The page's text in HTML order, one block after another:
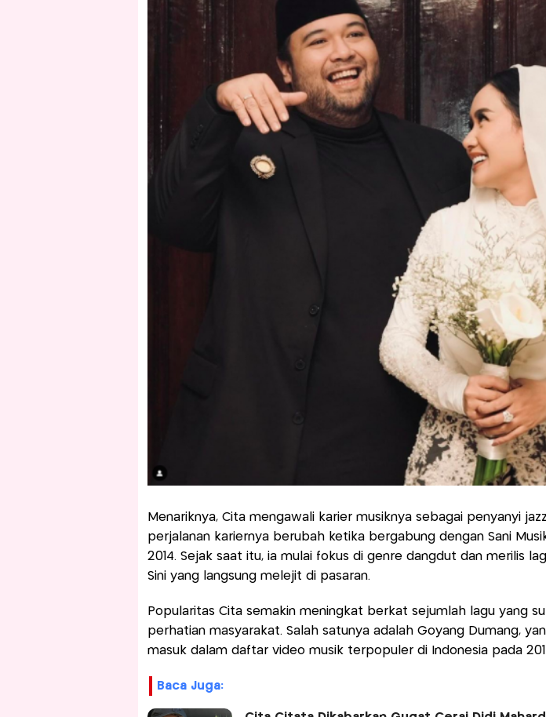
Menariknya, Cita mengawali karier musiknya sebagai penyanyi
perjalanan kariernya berubah ketika bergabung dengan Sani
2014. Sejak saat itu, ia mulai fokus di genre dangdut dan merilis
Sini yang langsung melejit di pasaran.
Popularitas Cita semakin meningkat berkat sejumlah lagu yang
perhatian masyarakat. Salah satunya adalah Goyang Dumang,
masuk dalam daftar video musik terpopuler di Indonesia pada
Baca Juga: